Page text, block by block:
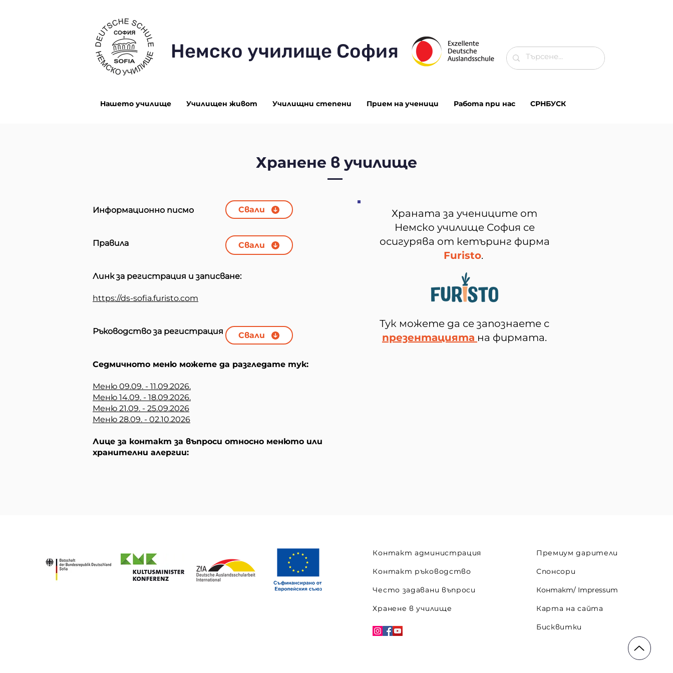
Немско училище София
Нашето училище Училищен живот Училищни степени Прием на ученици Работа при нас СРНБУСК
Информационно писмо
Правила
Линк за регистрация и записване:
https://ds-sofia.furisto.com
Ръководство за регистрация
Седмичното меню можете да разгледате тук:
Меню 09.09. - 11.09.2026.
Меню 14.09. - 18.09.2026.
Меню 21.09. - 25.09.2026
Меню 28.09. - 02.10.2026
Лице за контакт за въпроси относно менюто или
хранителни алергии:
Свали
Свали
Свали
Храната за учениците от
Немско училище София се
осигурява от кетъринг фирма
Furisto.
Тук можете да се запознаете с
презентацията на фирмата.
Хранене в училище
Контакт администрация
Контакт ръководство
Често задавани въпроси
Хранене в училище
Премиум дарители
Спонсори
Контакт/ Impressum
Карта на сайта
Бисквитки